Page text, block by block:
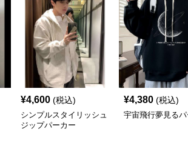
¥4,600 (税込)
シンプルスタイリッシュ
ジップパーカー
¥4,380 (税込)
宇宙飛行夢見るパ